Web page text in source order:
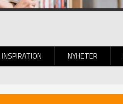
INSPIRATION NYHETER